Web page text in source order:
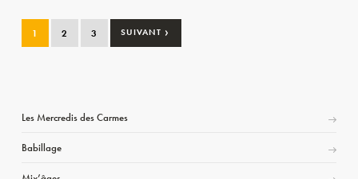
1 2 3 SUIVANT ›
Les Mercredis des Carmes
Babillage